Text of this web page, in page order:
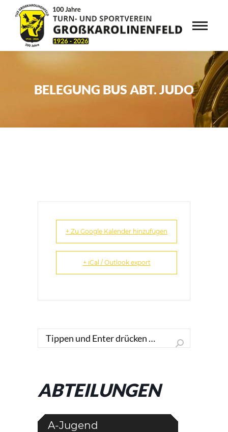
BELEGUNG BUS ABT. JUDO
+ Zu Google Kalender hinzufügen
+ iCal / Outlook export
Search:
ABTEILUNGEN
A-Jugend